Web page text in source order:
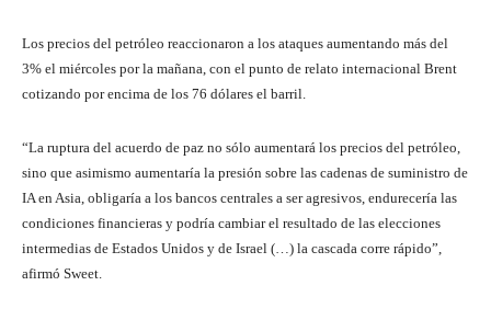
Los precios del petróleo reaccionaron a los ataques aumentando más del
3% el miércoles por la mañana, con el punto de relato internacional Brent
cotizando por encima de los 76 dólares el barril.
“La ruptura del acuerdo de paz no sólo aumentará los precios del petróleo,
sino que asimismo aumentaría la presión sobre las cadenas de suministro de
IA en Asia, obligaría a los bancos centrales a ser agresivos, endurecería las
condiciones financieras y podría cambiar el resultado de las elecciones
intermedias de Estados Unidos y de Israel (…) la cascada corre rápido”,
afirmó Sweet.